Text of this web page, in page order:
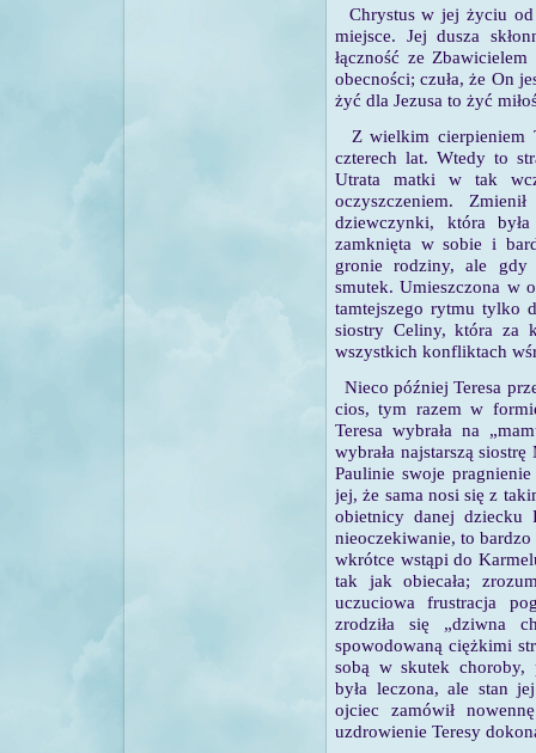
Chrystus w jej życiu od
miejsce. Jej dusza
łączność ze
obecności; czuła, że On
żyć dla Jezusa to żyć
Z wielkim cierpieniem
czterech lat. Wtedy to
Utrata matki w tak
oczyszczeniem.
dziewczynki, która
zamknięta w sobie i
gronie rodziny, ale gdy
smutek. Umieszczona w
tamtejszego rytmu tylko
siostry Celiny, która za
wszystkich konfliktach
Nieco później Teresa
cios, tym razem w
Teresa wybrała na
wybrała najstarszą
Paulinie swoje
jej, że sama nosi się z
obietnicy danej dziecku
nieoczekiwanie, to
wkrótce wstąpi do
tak jak obiecała;
uczuciowa frustracja
zrodziła się „dziwna
spowodowaną ciężkimi
sobą w skutek choroby,
była leczona, ale stan
ojciec zamówił
uzdrowienie Teresy